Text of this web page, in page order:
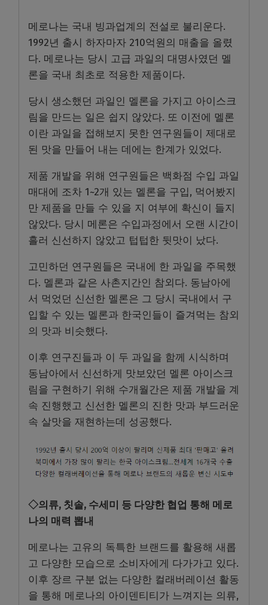
메로나는 국내 빙과업계의 전설로 불리운다.
1992년 출시 하자마자 210억원의 매출을 올렸
다. 메로나는 당시 고급 과일의 대명사였던 멜
론을 국내 최초로 적용한 제품이다.
당시 생소했던 과일인 멜론을 가지고 아이스크
림을 만드는 일은 쉽지 않았다. 또 이전에 멜론
이란 과일을 접해보지 못한 연구원들이 제대로
된 맛을 만들어 내는 데에는 한계가 있었다.
제품 개발을 위해 연구원들은 백화점 수입 과일
매대에 조차 1~2개 있는 멜론을 구입, 먹어봤지
만 제품을 만들 수 있을 지 여부에 확신이 들지
않았다. 당시 메론은 수입과정에서 오랜 시간이
흘러 신선하지 않았고 텁텁한 뒷맛이 났다.
고민하던 연구원들은 국내에 한 과일을 주목했
다. 멜론과 같은 사촌지간인 참외다. 동남아에
서 먹었던 신선한 멜론은 그 당시 국내에서 구
입할 수 있는 멜론과 한국인들이 즐겨먹는 참외
의 맛과 비슷했다.
이후 연구진들과 이 두 과일을 함께 시식하며
동남아에서 신선하게 맛보았던 멜론 아이스크
림을 구현하기 위해 수개월간은 제품 개발을 계
속 진행했고 신선한 멜론의 진한 맛과 부드러운
속 살맛을 재현하는데 성공했다.
◇의류, 칫솔, 수세미 등 다양한 협업 통해 메로
나의 매력 뽑내
메로나는 고유의 독특한 브랜드를 활용해 새롭
고 다양한 모습으로 소비자에게 다가가고 있다.
이후 장르 구분 없는 다양한 컬래버레이션 활동
을 통해 메로나의 아이덴티티가 느껴지는 의류,